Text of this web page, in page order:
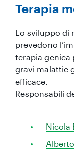
Terapia
Lo sviluppo di
prevedono
terapia genica
gravi malattie
efficace.
Responsabili
Nicola